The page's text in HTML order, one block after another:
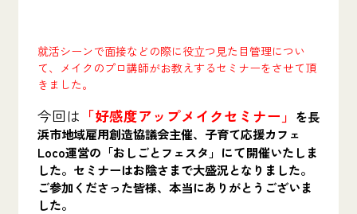
就活シーンで面接などの際に役立つ見た目管理につい
て、メイクのプロ講師がお教えするセミナーをさせて頂
きました。
今回は 「好感度アップメイクセミナー」 を長
浜市地域雇用創造協議会主催、子育て応援カフェ
Loco運営の「おしごとフェスタ」 にて開催いたしま
した。セミナーはお陰さまで大盛況となりました。
ご参加くださった皆様、本当にありがとうございま
した。